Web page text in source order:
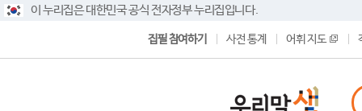
이 누리집은 대한민국 공식 전자정부 누리집입니다.
집필 참여하기 사전 통계 어휘 지도